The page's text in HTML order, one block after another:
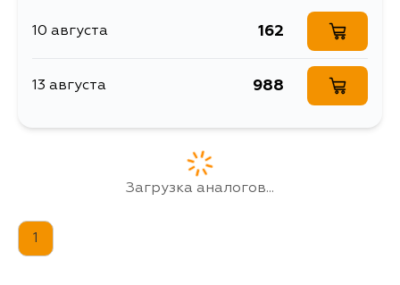
10 августа 162
13 августа 988
Загрузка аналогов...
1